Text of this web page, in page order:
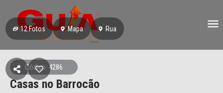
12Fotos Mapa Rua
Código: 4286
Casas no Barrocão